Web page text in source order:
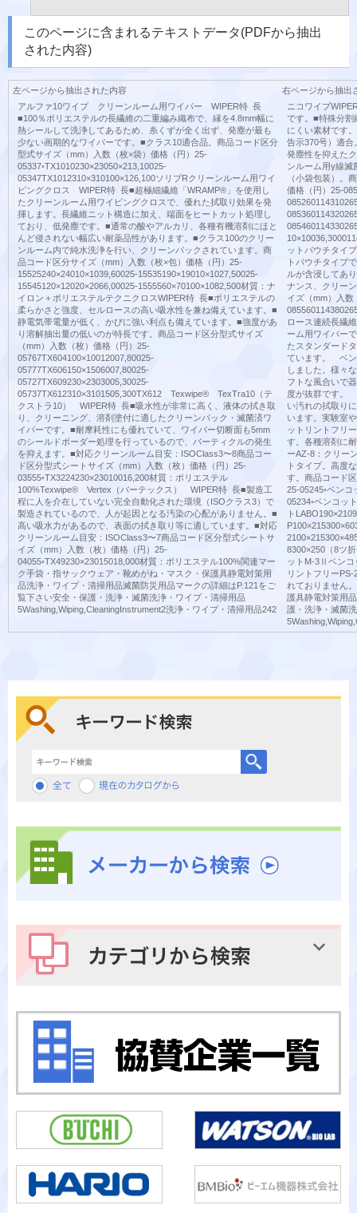
このページに含まれるテキストデータ(PDFから抽出
された内容)
左ページから抽出された内容
アルファ10ワイプ クリーンルーム用ワイパー WIPER特 長
■100％ポリエステルの長繊維の二重編み織布で、縁を4.8mm幅に
熱シールして洗浄してあるため、糸くずが全く出ず、発塵が最も
少ない画期的なワイパーです。■クラス10適合品。商品コード区分
型式サイズ（mm）入数（枚×袋）価格（円）25-
05337◦TX1010230×23050×213,10025-
05347TX1012310×310100×126,100ソリブRクリーンルーム用ワイ
ピングクロス WIPER特 長■超極細繊維「WRAMP®」を使用し
たクリーンルーム用ワイピングクロスで、優れた拭取り効果を発
揮します。長繊維ニット構造に加え、端面をヒートカット処理し
ており、低発塵です。■通常の酸やアルカリ、各種有機溶剤にほと
んど侵されない幅広い耐薬品性があります。■クラス100のクリー
ンルーム内で純水洗浄を行い、クリーンパックされています。商
品コード区分サイズ（mm）入数（枚×包）価格（円）25-
15525240×24010×1039,60025-15535190×19010×1027,50025-
15545120×12020×2066,00025-1555560×70100×1082,500材質：ナ
イロン＋ポリエステルテクニクロスWIPER特 長■ポリエステルの
柔らかさと強度、セルロースの高い吸水性を兼ね備えています。■
静電気帯電量が低く、かびに強い利点も備えています。■強度があ
り溶解抽出量の低いのが特長です。商品コード区分型式サイズ
（mm）入数（枚）価格（円）25-
05767TX604100×10012007,80025-
05777TX606150×1506007,80025-
05727TX609230×2303005,30025-
05737TX612310×3101505,300TX612 Texwipe® TexTra10（テ
クストラ10） WIPER特 長■吸水性が非常に高く、液体の拭き取
り、クリーニング、溶剤塗付に適したクリーンパック・滅菌済ワ
イパーです。■耐摩耗性にも優れていて、ワイパー切断面も5mm
のシールドボーダー処理を行っているので、パーティクルの発生
を抑えます。■対応クリーンルーム目安：ISOClass3〜8商品コー
ド区分型式シートサイズ（mm）入数（枚）価格（円）25-
03555◦TX3224230×23010016,200材質：ポリエステル
100%Texwipe® Vertex（バーテックス） WIPER特 長■製造工
程に人を介在していない完全自動化された環境（ISOクラス3）で
製造されているので、人が起因となる汚染の心配がありません。■
高い吸水力があるので、表面の拭き取り等に適しています。■対応
クリーンルーム目安：ISOClass3〜7商品コード区分型式シートサ
イズ（mm）入数（枚）価格（円）25-
04055◦TX49230×23015018,000材質：ポリエステル100%関連マー
ク手袋・指サックウェア・靴めがね・マスク・保護具静電対策用
品洗浄・ワイプ・清掃用品滅菌防災用品マークの詳細はP.121をご
覧下さい安全・保護・洗浄・滅菌洗浄・ワイプ・清掃用品
5Washing,Wiping,CleaningInstrument2洗浄・ワイプ・清掃用品242
右ページから抽出
ニコワイプ
です。■特殊分割
にくい素材です
告示370号）適
発塵性を抑えた
ンルーム用γ線
（小袋包装）。
価格（円）25-
ットパウチタイ
トパウチタイプ
ルが含浸してあ
ナンス、クリー
イズ（mm）入
ロース連続長繊
ーム用ワイパー
たスタンダード
ています。 ベン
しました。様々
フトな風合いで
度が抜群です。
い汚れの拭取り
います。実験室
ットリントフリ
す。各種溶剤に
ーAZ-8：クリー
トタイプ。高度
す。商品コード
25-05245◦ベンコ
05234◦ベンコッ
ト
8300×250（8ツ
ットM-3Ⅱベンコ
リントフリー
れておりません
護具静電対策用
護・洗浄・滅菌
キーワード検索